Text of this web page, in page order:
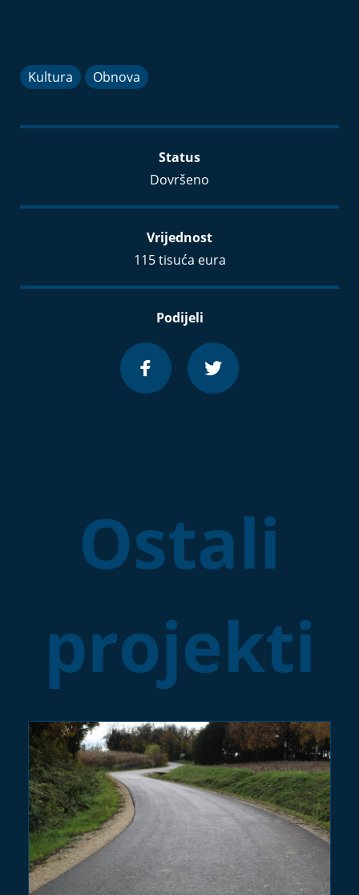
Kultura Obnova
Status
Dovršeno
Vrijednost
115 tisuća eura
Podijeli
Ostali
projekti